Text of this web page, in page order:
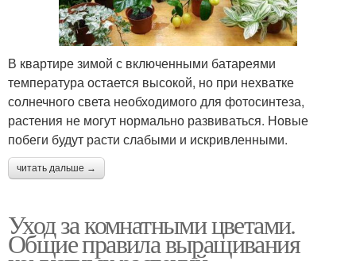
В квартире зимой с включенными батареями
температура остается высокой, но при нехватке
солнечного света необходимого для фотосинтеза,
растения не могут нормально развиваться. Новые
побеги будут расти слабыми и искривленными.
читать дальше →
Уход за комнатными цветами.
Общие правила выращивания